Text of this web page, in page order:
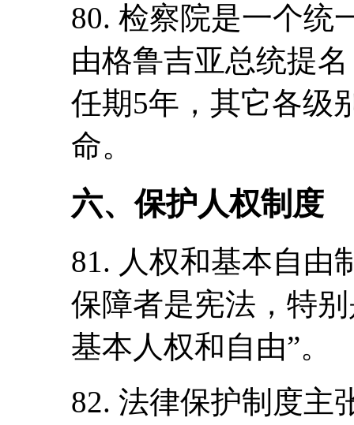
80. 检察院是一个统
由格鲁吉亚总统提
任期5年，其它各级
命。
六、保护人权制度
81. 人权和基本自由
保障者是宪法，特
基本人权和自由”。
82. 法律保护制度主